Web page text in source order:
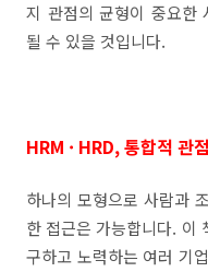
지 관점의 균형이 중요한
될 수 있을 것입니다.
HRM · HRD, 통합적 관
하나의 모형으로 사람과
한 접근은 가능합니다. 이
구하고 노력하는 여러 기